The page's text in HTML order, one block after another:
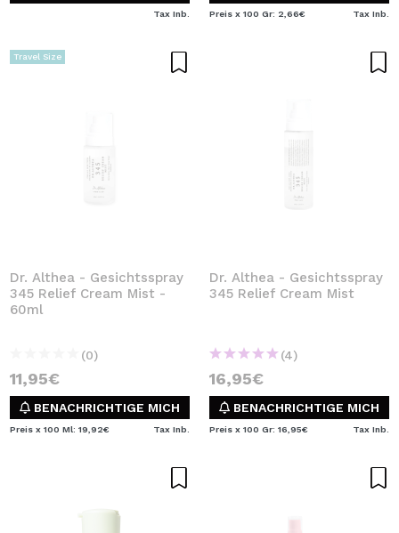
Tax Inb. Preis x 100 Gr: 2,66€ Tax Inb.
Travel Size
Dr. Althea - Gesichtsspray
345 Relief Cream Mist -
60ml
(0)
11,95€
BENACHRICHTIGE MICH
Preis x 100 Ml: 19,92€ Tax Inb.
Dr. Althea - Gesichtsspray
345 Relief Cream Mist
(4)
16,95€
BENACHRICHTIGE MICH
Preis x 100 Gr: 16,95€ Tax Inb.